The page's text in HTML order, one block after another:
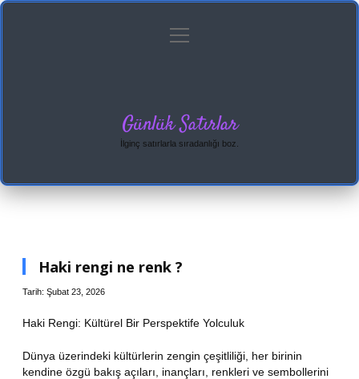
Gizlilik Politikası
menüyü
aç
Günlük Satırlar
İlginç satırlarla sıradanlığı boz.
Haki rengi ne renk ?
Tarih: Şubat 23, 2026
Haki Rengi: Kültürel Bir Perspektife Yolculuk
Dünya üzerindeki kültürlerin zengin çeşitliliği, her birinin
kendine özgü bakış açıları, inançları, renkleri ve sembollerini